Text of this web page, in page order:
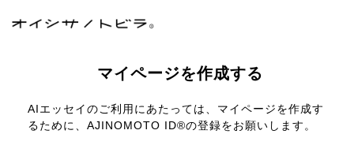
マイページを作成する
AIエッセイのご利用にあたっては、マイページを作成す
るために、AJINOMOTO ID®の登録をお願いします。